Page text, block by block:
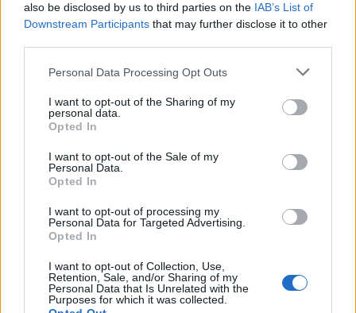
also be disclosed by us to third parties on the IAB’s List of
Downstream Participants that may further disclose it to other
Personal Data Processing Opt Outs
I want to opt-out of the Sharing of my
personal data.
Opted In
I want to opt-out of the Sale of my
Personal Data.
Opted In
I want to opt-out of processing my
Personal Data for Targeted Advertising.
Opted In
I want to opt-out of Collection, Use,
Retention, Sale, and/or Sharing of my
Personal Data that Is Unrelated with the
Purposes for which it was collected.
Aiškėja Modesto
Paulausko skulptūros
pastatymo data:
nuomonę apie ją išsakė ir
Klaipėdos paplūdimių
gelbėtojai – Lietuvos
čempionai: Juodkrantėje
iškovojo pirmąją vietą